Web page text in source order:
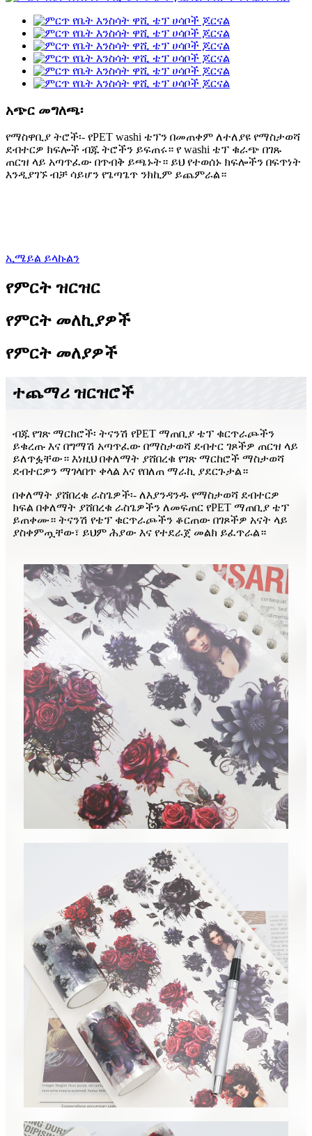
አጭር መግለጫ፡
የማስዋቢያ ትሮች፡- የPET washi ቴፕን በመጠቀም ለተለያዩ የማስታወሻ
ደብተርዎ ክፍሎች ብጁ ትሮችን ይፍጠሩ። የ washi ቴፕ ቁራጭ በገጹ
ጠርዝ ላይ አጣጥፈው በጥብቅ ይጫኑት። ይህ የተወሰኑ ክፍሎችን በፍጥነት
እንዲያገኙ ብቻ ሳይሆን የጌጣጌጥ ንክኪም ይጨምራል።
ኢሜይል ይላኩልን
የምርት ዝርዝር
የምርት መለኪያዎች
የምርት መለያዎች
ተጨማሪ ዝርዝሮች
ብጁ የገጽ ማርከሮች፡ ትናንሽ የPET ማጠቢያ ቴፕ ቁርጥራጮችን
ይቁረጡ እና በግማሽ አጣጥፈው በማስታወሻ ደብተር ገጾችዎ ጠርዝ ላይ
ይለጥፏቸው። እነዚህ በቀለማት ያሸበረቁ የገጽ ማርከሮች ማስታወሻ
ደብተርዎን ማገላበጥ ቀላል እና የበለጠ ማራኪ ያደርጉታል።
በቀለማት ያሸበረቁ ራስጌዎች፡- ለእያንዳንዱ የማስታወሻ ደብተርዎ
ክፍል በቀለማት ያሸበረቁ ራስጌዎችን ለመፍጠር የPET ማጠቢያ ቴፕ
ይጠቀሙ። ትናንሽ የቴፕ ቁርጥራጮችን ቆርጠው በገጾችዎ አናት ላይ
ያስቀምጧቸው፣ ይህም ሕያው እና የተደራጀ መልክ ይፈጥራል።